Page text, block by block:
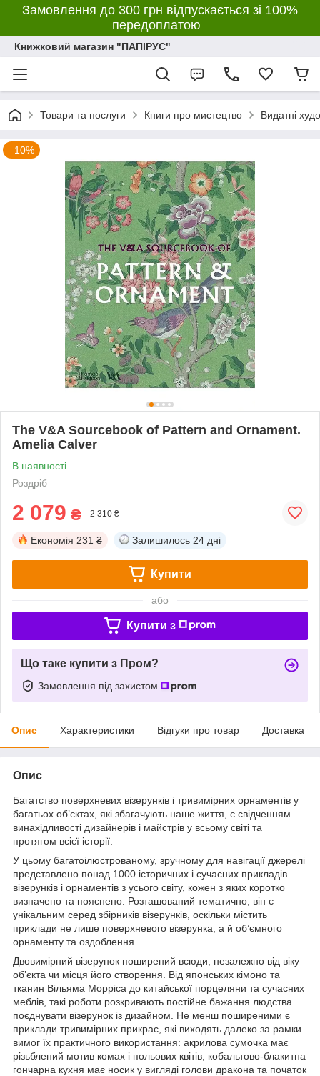
Замовлення до 300 грн відпускається зі 100%
передоплатою
Книжковий магазин "ПАПІРУС"
Товари та послуги Книги про мистецтво Видатні
–10%
The V&A Sourcebook of Pattern and Ornament.
Amelia Calver
В наявності
Роздріб
2 079 ₴ 2 310 ₴
Економія 231 ₴ Залишилось 24 дні
Купити
або
Купити з
Що таке купити з Пром?
Замовлення під захистом
Опис Характеристики Відгуки про товар Доставка
Опис
Багатство поверхневих візерунків і тривимірних орнаментів у
багатьох об’єктах, які збагачують наше життя, є свідченням
винахідливості дизайнерів і майстрів у всьому світі та
протягом всієї історії.
У цьому багатоілюстрованому, зручному для навігації джерелі
представлено понад 1000 історичних і сучасних прикладів
візерунків і орнаментів з усього світу, кожен з яких коротко
визначено та пояснено. Розташований тематично, він є
унікальним серед збірників візерунків, оскільки містить
приклади не лише поверхневого візерунка, а й об’ємного
орнаменту та оздоблення.
Двовимірний візерунок поширений всюди, незалежно від віку
об’єкта чи місця його створення. Від японських кімоно та
тканин Вільяма Морріса до китайської порцеляни та сучасних
меблів, такі роботи розкривають постійне бажання людства
поєднувати візерунок із дизайном. Не менш поширеними є
приклади тривимірних прикрас, які виходять далеко за рамки
вимог їх практичного використання: акрилова сумочка має
різьблений мотив комах і польових квітів, кобальтово-блакитна
гончарна кухня має носик у вигляді голови дракона та початок